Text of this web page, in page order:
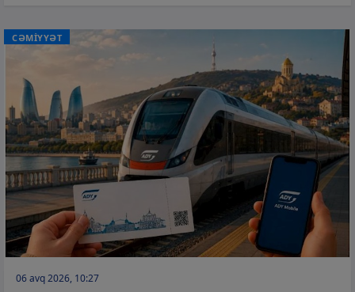
CƏMİYYƏT
06 avq 2026, 10:27